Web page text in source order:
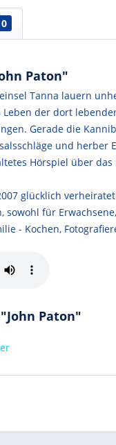
0
Paton"
Tanna lauern
der dort
Gerade die
und
Hörspiel über
glücklich
für
- Kochen,
Paton"